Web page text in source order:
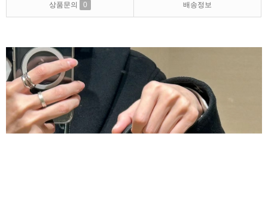
상품문의 0 배송정보